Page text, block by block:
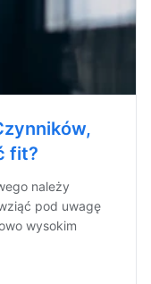
fit?
należy
pod uwagę
wysokim